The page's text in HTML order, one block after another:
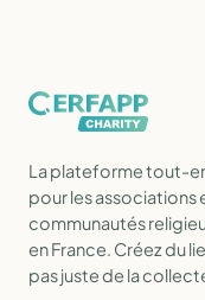
La plateforme tout-
pour les associations
communautés
en France. Créez du
pas juste de la